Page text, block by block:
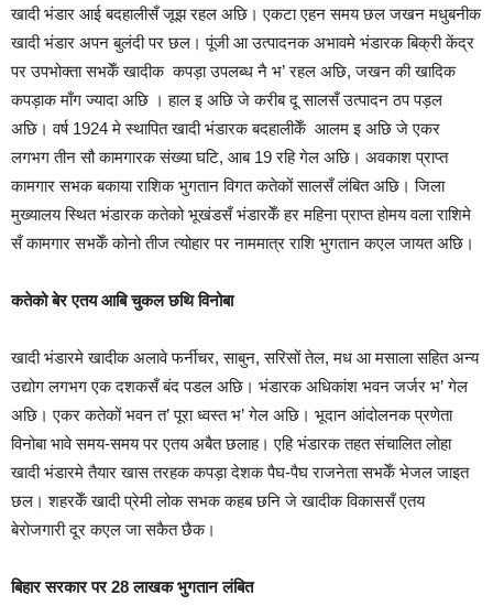
खादी भंडार आई बदहालीसँ जूझ रहल अछि। एकटा एहन समय छल जखन मधुबनीक
खादी भंडार अपन बुलंदी पर छल। पूंजी आ उत्पादनक अभावमे भंडारक बिक्री केंद्र
पर उपभोक्ता सभकेँ खादीक कपड़ा उपलब्ध नै भ’ रहल अछि, जखन की खादिक
कपड़ाक माँग ज्यादा अछि । हाल इ अछि जे करीब दू सालसँ उत्पादन ठप पड़ल
अछि। वर्ष 1924 मे स्थापित खादी भंडारक बदहालीकेँ आलम इ अछि जे एकर
लगभग तीन सौ कामगारक संख्या घटि, आब 19 रहि गेल अछि। अवकाश प्राप्त
कामगार सभक बकाया राशिक भुगतान विगत कतेकों सालसँ लंबित अछि। जिला
मुख्यालय स्थित भंडारक कतेको भूखंडसँ भंडारकेँ हर महिना प्राप्त होमय वला राशिमे
सँ कामगार सभकेँ कोनो तीज त्योहार पर नाममात्र राशि भुगतान कएल जायत अछि।
कतेको बेर एतय आबि चुकल छथि विनोबा
खादी भंडारमे खादीक अलावे फर्नीचर, साबुन, सरिसों तेल, मध आ मसाला सहित अन्य
उद्योग लगभग एक दशकसँ बंद पडल अछि। भंडारक अधिकांश भवन जर्जर भ’ गेल
अछि। एकर कतेकों भवन त’ पूरा ध्वस्त भ’ गेल अछि। भूदान आंदोलनक प्रणेता
विनोबा भावे समय-समय पर एतय अबैत छलाह। एहि भंडारक तहत संचालित लोहा
खादी भंडारमे तैयार खास तरहक कपड़ा देशक पैघ-पैघ राजनेता सभकेँ भेजल जाइत
छल। शहरकेँ खादी प्रेमी लोक सभक कहब छनि जे खादीक विकाससँ एतय
बेरोजगारी दूर कएल जा सकैत छैक।
बिहार सरकार पर28लाखक भुगतान लंबित